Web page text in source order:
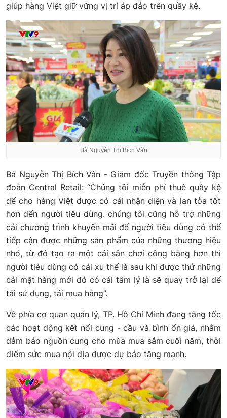
giúp hàng Việt giữ vững vị trí áp đảo trên quầy kệ.
Bà Nguyễn Thị Bích Vân
Bà Nguyễn Thị Bích Vân - Giám đốc Truyền thông Tập
đoàn Central Retail: “Chúng tôi miễn phí thuê quầy kệ
để cho hàng Việt được có cái nhận diện và lan tỏa tốt
hơn đến người tiêu dùng. chúng tôi cũng hỗ trợ những
cái chương trình khuyến mãi để người tiêu dùng có thể
tiếp cận được những sản phẩm của những thương hiệu
nhỏ, từ đó tạo ra một cái sân chơi công bằng hơn thì
người tiêu dùng có cái xu thế là sau khi được thử những
cái mặt hàng mới đó có cái tâm lý là sẽ quay trở lại để
tái sử dụng, tái mua hàng”.
Về phía cơ quan quản lý, TP. Hồ Chí Minh đang tăng tốc
các hoạt động kết nối cung - cầu và bình ổn giá, nhằm
đảm bảo nguồn cung cho mùa mua sắm cuối năm, thời
điểm sức mua nội địa được dự báo tăng mạnh.